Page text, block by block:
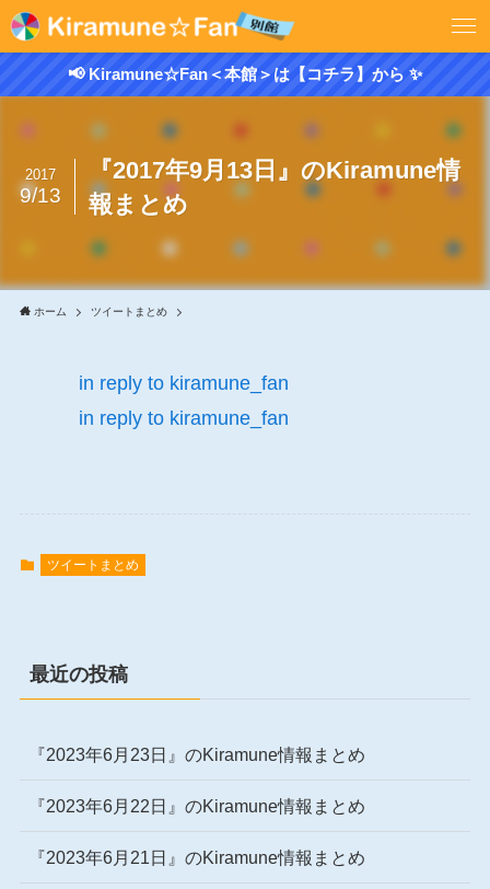
📢 Kiramune☆Fan＜本館＞は【コチラ】から ✨
『2017年9月13日』のKiramune情
報まとめ
2017
9/13
ホーム ツイートまとめ
in reply to kiramune_fan
in reply to kiramune_fan
ツイートまとめ
最近の投稿
『2023年6月23日』のKiramune情報まとめ
『2023年6月22日』のKiramune情報まとめ
『2023年6月21日』のKiramune情報まとめ